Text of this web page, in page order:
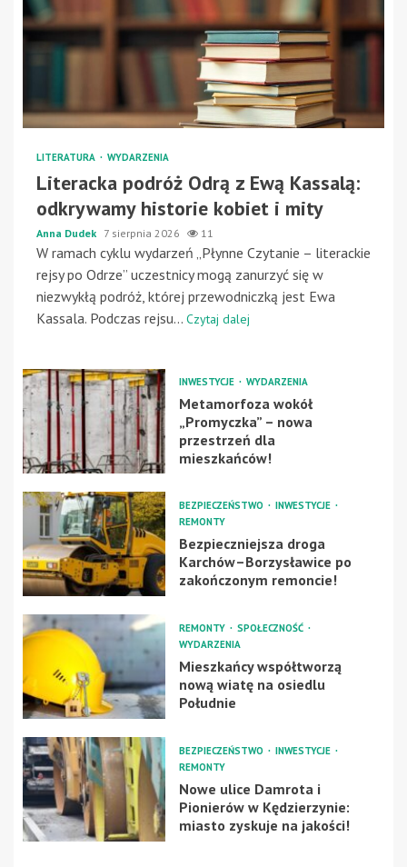
LITERATURA WYDARZENIA
Literacka podróż Odrą z Ewą Kassalą:
odkrywamy historie kobiet i mity
Anna Dudek 7 sierpnia 2026 11
W ramach cyklu wydarzeń „Płynne Czytanie – literackie
rejsy po Odrze” uczestnicy mogą zanurzyć się w
niezwykłą podróż, której przewodniczką jest Ewa
Kassala. Podczas rejsu... Czytaj dalej
INWESTYCJE WYDARZENIA
Metamorfoza wokół
„Promyczka” – nowa
przestrzeń dla
mieszkańców!
BEZPIECZEŃSTWO
INWESTYCJE
REMONTY
Bezpieczniejsza droga
Karchów–Borzysławice po
zakończonym remoncie!
REMONTY
SPOŁECZNOŚĆ
WYDARZENIA
Mieszkańcy współtworzą
nową wiatę na osiedlu
Południe
BEZPIECZEŃSTWO
INWESTYCJE
REMONTY
Nowe ulice Damrota i
Pionierów w Kędzierzynie:
miasto zyskuje na jakości!